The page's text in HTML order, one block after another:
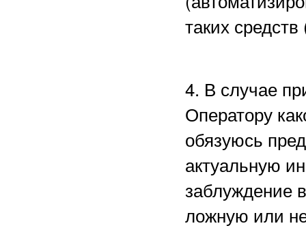
таких
4. В случае
Оператору
обязуюсь
актуальную
заблуждение
ложную или